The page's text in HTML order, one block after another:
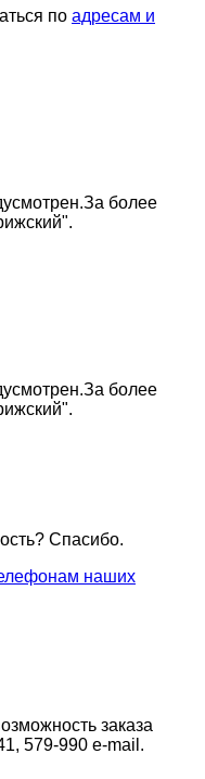
по адресам и
более
более
Спасибо.
наших
заказа
579-990 e-mail.